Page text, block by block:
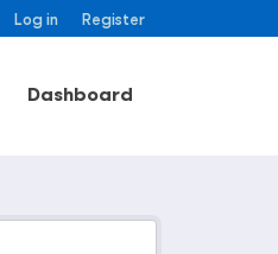
Log in Register
Dashboard